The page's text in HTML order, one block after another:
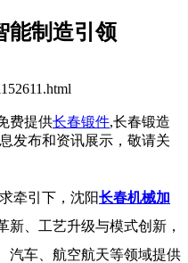
能制造引领
费提供长春锻件,长春锻造
发布和资讯展示，敬请关
牵引下，沈阳长春机械加
新、工艺升级与模式创新，
汽车、航空航天等领域提供